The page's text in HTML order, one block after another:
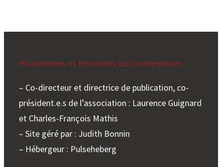
Historiennes et Historiens du Contemporain
– Co-directeur et directrice de publication, co-
président.e.s de l’association : Laurence Guignard
et Charles-François Mathis
– Site géré par : Judith Bonnin
– Hébergeur : Pulseheberg